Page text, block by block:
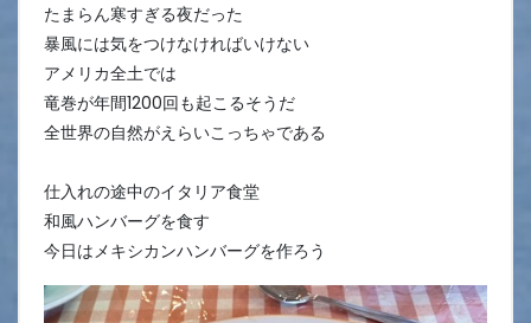
たまらん寒すぎる夜だった
暴風には気をつけなければいけない
アメリカ全土では
竜巻が年間1200回も起こるそうだ
全世界の自然がえらいこっちゃである
仕入れの途中のイタリア食堂
和風ハンバーグを食す
今日はメキシカンハンバーグを作ろう